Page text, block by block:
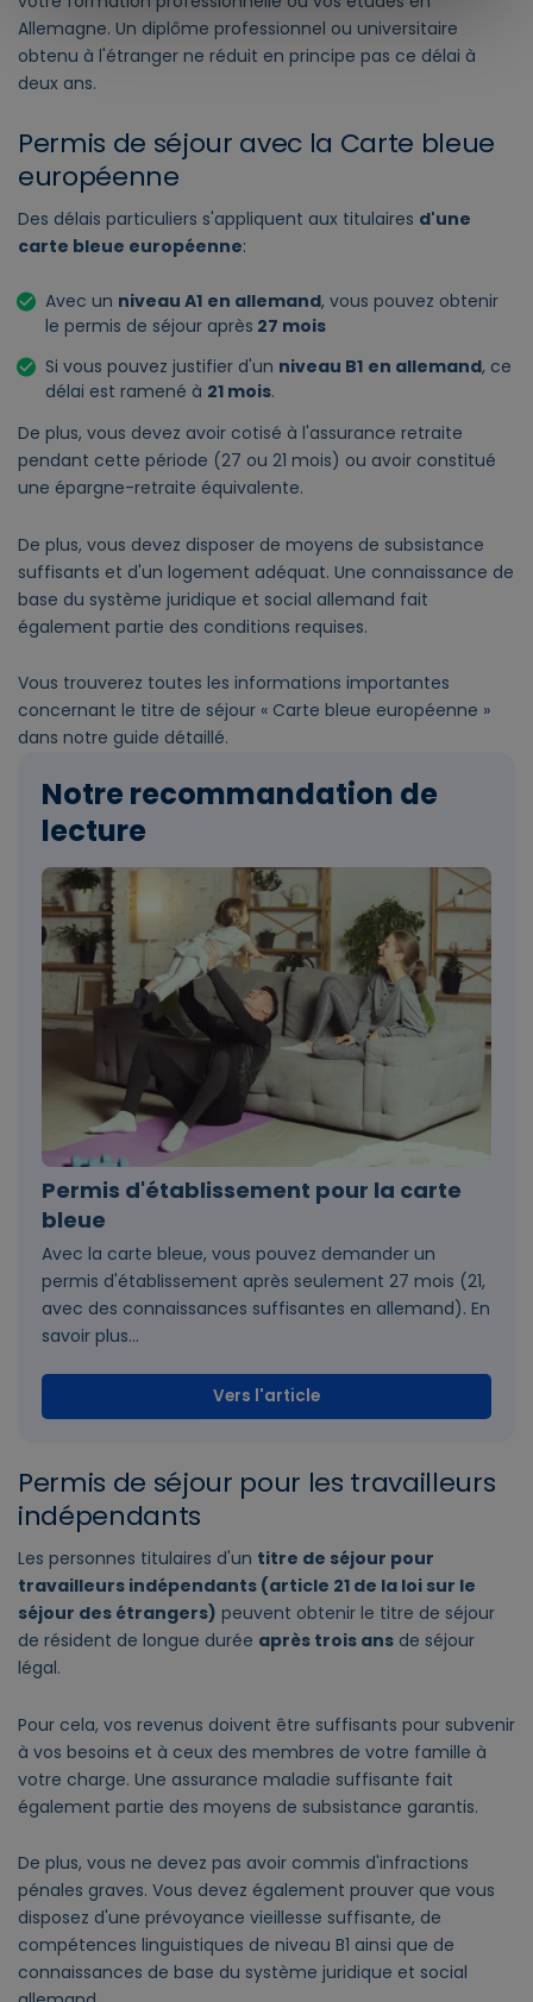
Allemagne. Un diplôme professionnel ou universitaire
obtenu à l'étranger ne réduit en principe pas ce délai à
deux ans.
Permis de séjour avec la Carte bleue
européenne
Des délais particuliers s'appliquent aux titulaires d'une
carte bleue européenne:
Avec un niveau A1 en allemand, vous pouvez obtenir
le permis de séjour après 27 mois
Si vous pouvez justifier d'un niveau B1 en allemand, ce
délai est ramené à 21 mois.
De plus, vous devez avoir cotisé à l'assurance retraite
pendant cette période (27 ou 21 mois) ou avoir constitué
une épargne-retraite équivalente.
De plus, vous devez disposer de moyens de subsistance
suffisants et d'un logement adéquat. Une connaissance de
base du système juridique et social allemand fait
également partie des conditions requises.
Vous trouverez toutes les informations importantes
concernant le titre de séjour « Carte bleue européenne »
dans notre guide détaillé.
Notre recommandation de
lecture
Permis d'établissement pour la carte
bleue
Avec la carte bleue, vous pouvez demander un
permis d'établissement après seulement 27 mois (21,
avec des connaissances suffisantes en allemand). En
savoir plus...
Vers l'article
Permis de séjour pour les travailleurs
indépendants
Les personnes titulaires d'un titre de séjour pour
travailleurs indépendants (article 21 de la loi sur le
séjour des étrangers) peuvent obtenir le titre de séjour
de résident de longue durée après trois ans de séjour
légal.
Pour cela, vos revenus doivent être suffisants pour subvenir
à vos besoins et à ceux des membres de votre famille à
votre charge. Une assurance maladie suffisante fait
également partie des moyens de subsistance garantis.
De plus, vous ne devez pas avoir commis d'infractions
pénales graves. Vous devez également prouver que vous
disposez d'une prévoyance vieillesse suffisante, de
compétences linguistiques de niveau B1 ainsi que de
connaissances de base du système juridique et social